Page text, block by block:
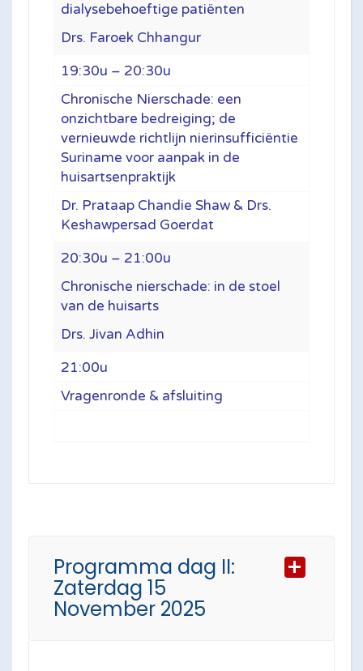
dialysebehoeftige patiënten
Drs. Faroek Chhangur
19:30u – 20:30u
Chronische Nierschade: een
onzichtbare bedreiging; de
vernieuwde richtlijn nierinsufficiëntie
Suriname voor aanpak in de
huisartsenpraktijk
Dr. Prataap Chandie Shaw & Drs.
Keshawpersad Goerdat
20:30u – 21:00u
Chronische nierschade: in de stoel
van de huisarts
Drs. Jivan Adhin
21:00u
Vragenronde & afsluiting
Programma dag II:
Zaterdag 15
November 2025